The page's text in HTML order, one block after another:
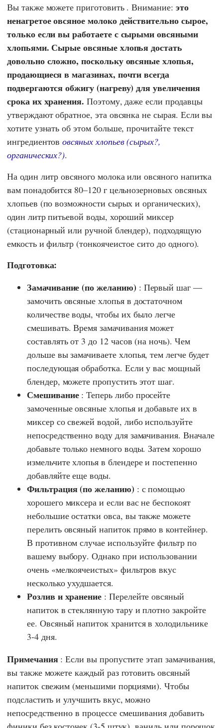
Вы также можете приготовить . Внимание: это
ненагретое овсяное молоко действительно сырое,
только если вы работаете с сырыми овсяными
хлопьями. Сырые овсяные хлопья достать
довольно сложно, поскольку овсяные хлопья,
продающиеся в магазинах, почти всегда
подвергаются обжигу (нагреву) для увеличения
срока их хранения. Поэтому, даже если продавцы
утверждают обратное, эта овсянка не сырая. Если вы
хотите узнать об этом больше, прочитайте текст
ингредиентововсяных хлопьев (сырых?,
органических?).
На один литр овсяного молока или овсяного напитка
вам понадобится 80–120 г цельнозерновых овсяных
хлопьев (по возможности сырых и органических),
один литр питьевой воды, хороший миксер
(стационарный или ручной блендер), подходящую
емкость и фильтр (тонкоячеистое сито до одного).
Подготовка:
Замачивание (по желанию) : Первый шаг —
замочить овсяные хлопья в достаточном
количестве воды, чтобы их было легче
смешивать. Время замачивания может
составлять от 3 до 12 часов (на ночь). Чем
дольше вы замачиваете хлопья, тем легче будет
последующая обработка. Если у вас мощный
блендер, можете пропустить этот шаг.
Смешивание: Теперь либо просейте
замоченные овсяные хлопья и добавьте их в
миксер со свежей водой, либо используйте
непосредственно воду для замачивания. Вначале
добавьте только немного воды. Затем хорошо
измельчите хлопья в блендере и постепенно
добавляйте еще воды.
Фильтрация (по желанию) : с помощью
хорошего миксера и если вас не беспокоят
небольшие остатки овса, вы также можете
перелить овсяный напиток прямо в контейнер.
В противном случае используйте фильтр по
вашему выбору. Однако при использовании
очень «мелкоячеистых» фильтров вкус
несколько ухудшается.
Розлив и хранение : Перелейте овсяный
напиток в стеклянную тару и плотно закройте
ее. Овсяный напиток хранится в холодильнике
3-4 дня.
Примечания: Если вы пропустите этап замачивания,
вы также можете каждый раз готовить овсяный
напиток свежим (меньшими порциями). Чтобы
подсластить и улучшить вкус, можно
непосредственно в процессе смешивания добавить